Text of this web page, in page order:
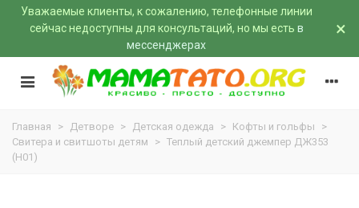
Уважаемые клиенты, к сожалению, телефонные линии
сейчас недоступны для консультаций, но мы есть в
мессенджерах
×
Главная > Детворе > Детская одежда > Кофты и гольфы
>
Свитера и свитшоты детям
> Теплый детский джемпер ДЖ353
(H01)